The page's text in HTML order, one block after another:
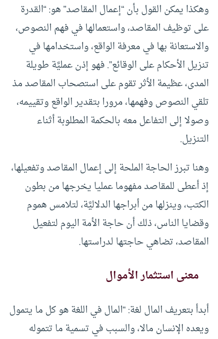
وهكذا يمكن القول بأن “إعمال المقاصد” هو: “القدرة
على توظيف المقاصد، واستعمالها في فهم النصوص،
والاستعانة بها في معرفة الواقع، واستخدامها في
تنزيل الأحكام على الوقائع”. فهو إذن عمليَّة طويلة
المدى، عظيمة الأثر تقوم على استصحاب المقاصد مذ
تلقي النصوص وفهمها، مرورا بتقدير الواقع وتقييمه،
وصولا إلى التفاعل معه بالحكمة المطلوبة أثناء
التنزيل.
وهنا تبرز الحاجة الملحة إلى إعمال المقاصد وتفعيلها،
إذ أعطى للمقاصد مفهوما عمليا يخرجها من بطون
الكتب، وينزلها من أبراجها الدلاليَّة، لتلامس هموم
وقضايا الناس، ذلك أن حاجة الأمة اليوم لتفعيل
المقاصد، تضاهي حاجتها لدراستها.
معنى استثمار الأموال
أبدأ بتعريف المال لغة: “المال في اللغة هو كل ما يتمول
ويعده الإنسان مالا، والسبب في تسمية ما تتموله